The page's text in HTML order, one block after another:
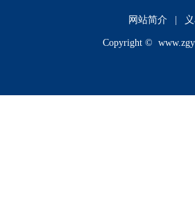
网站简介
Copyright ©